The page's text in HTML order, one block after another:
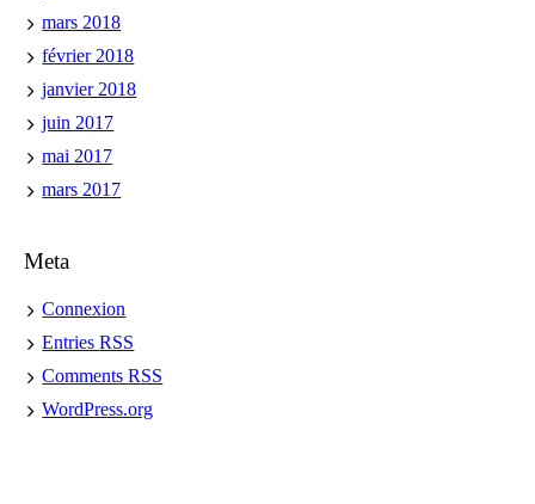
mars 2018
février 2018
janvier 2018
juin 2017
mai 2017
mars 2017
Meta
Connexion
EntriesRSS
CommentsRSS
WordPress.org